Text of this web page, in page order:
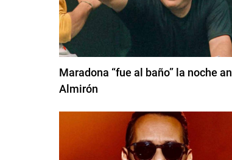
Maradona “fue al baño” la noche
Almirón